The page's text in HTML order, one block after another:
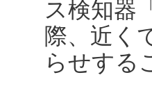
ス検知器
際、近く
らせする